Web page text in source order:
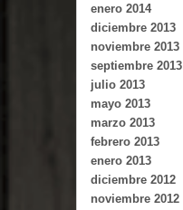
enero 2014
diciembre 2013
noviembre 2013
septiembre 2013
julio 2013
mayo 2013
marzo 2013
febrero 2013
enero 2013
diciembre 2012
noviembre 2012